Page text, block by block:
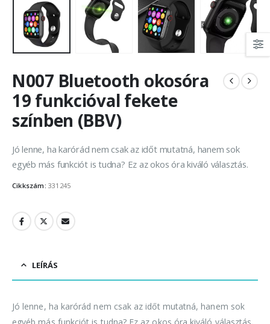
N007 Bluetooth okosóra
19 funkcióval fekete
színben (BBV)
Jó lenne, ha karórád nem csak az időt mutatná, hanem sok
egyéb más funkciót is tudna? Ez az okos óra kiváló választás.
Cikkszám: 331245
LEÍRÁS
Jó lenne, ha karórád nem csak az időt mutatná, hanem sok